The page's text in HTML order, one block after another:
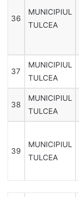
36
MUNICIPIUL
TULCEA
37
MUNICIPIUL
TULCEA
38
MUNICIPIUL
TULCEA
39
MUNICIPIUL
TULCEA